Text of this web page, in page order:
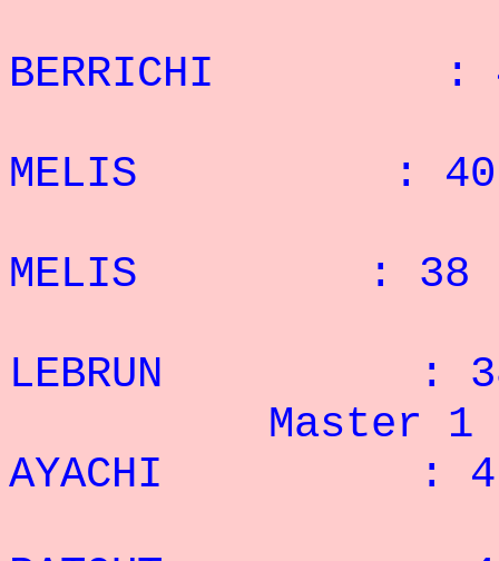
BERRICHI :
MELIS : 40
MELIS : 38
LEBRUN : 38
Master
AYACHI : 47